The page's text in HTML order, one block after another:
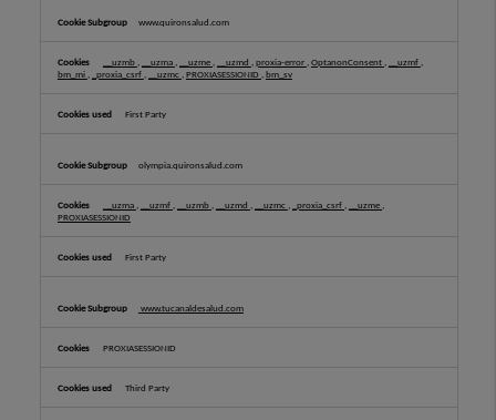
www.quironsalud.com
__uzmb __uzma __uzme __uzmd proxia-error OptanonConsent __uzmf
bm_mi
_proxia_csrf __uzmc PROXIASESSIONID bm_sv
First Party
olympia.quironsalud.com
__uzma __uzmf __uzmb __uzmd __uzmc _proxia_csrf __uzme
PROXIASESSIONID
First Party
www.tucanaldesalud.com
PROXIASESSIONID
Third Party